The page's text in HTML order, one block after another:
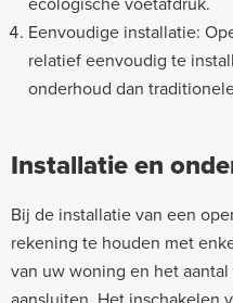
Eenvoudige installatie:
relatief eenvoudig te
onderhoud dan
Installatie en
Bij de installatie van een
rekening te houden met
van uw woning en het